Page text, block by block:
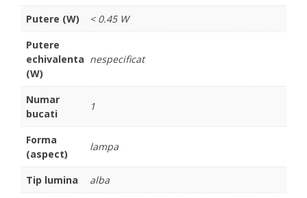
Putere (W)
< 0.45 W
Putere
echivalenta
(W)
nespecificat
Numar
bucati
1
Forma
(aspect)
lampa
Tip lumina
alba